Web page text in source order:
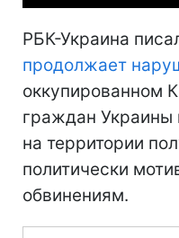
РБК-Украина
продолжает
оккупированном
граждан Украины
на территории
политически
обвинениям.